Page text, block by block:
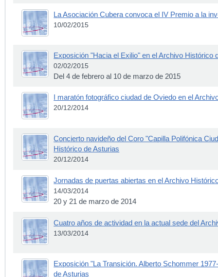
La Asociación Cubera convoca el IV Premio a la
10/02/2015
Exposición "Hacia el Exilio" en el Archivo Histórico
02/02/2015
Del 4 de febrero al 10 de marzo de 2015
I maratón fotográfico ciudad de Oviedo en el
20/12/2014
Concierto navideño del Coro "Capilla Polifónica
Histórico de Asturias
20/12/2014
Jornadas de puertas abiertas en el Archivo
14/03/2014
20 y 21 de marzo de 2014
Cuatro años de actividad en la actual sede del
13/03/2014
Exposición "La Transición. Alberto Schommer
de Asturias